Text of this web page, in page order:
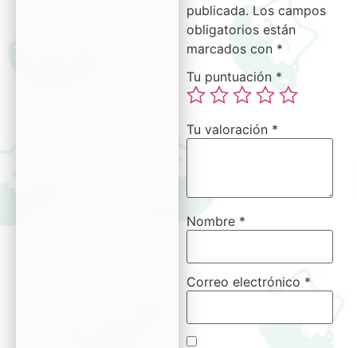
publicada. Los campos
obligatorios están
marcados con *
Tu puntuación *
Tu valoración *
Nombre *
Correo electrónico *